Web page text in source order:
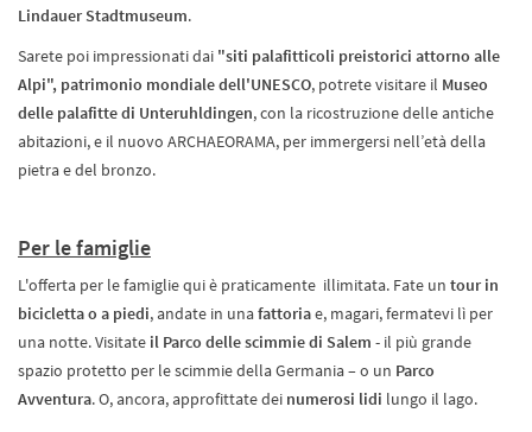
Lindauer Stadtmuseum.
Sarete poi impressionati dai "siti palafitticoli preistorici attorno alle
Alpi", patrimonio mondiale dell'UNESCO, potrete visitare il Museo
delle palafitte di Unteruhldingen, con la ricostruzione delle antiche
abitazioni, e il nuovo ARCHAEORAMA, per immergersi nell’età della
pietra e del bronzo.
Per le famiglie
L'offerta per le famiglie qui è praticamente illimitata. Fate un tour in
bicicletta o a piedi, andate in unafattoriae, magari, fermatevi lì per
una notte. Visitate il Parco delle scimmie di Salem - il più grande
spazio protetto per le scimmie della Germania – o un Parco
Avventura. O, ancora, approfittate dei numerosi lidi lungo il lago.